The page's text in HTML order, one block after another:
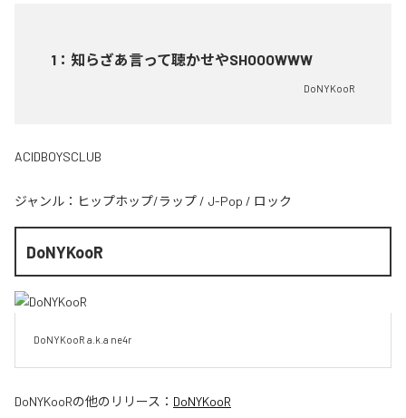
1 ： 知らざあ言って聴かせやSHOOOWWW
DoNYKooR
ACIDBOYSCLUB
ジャンル： ヒップホップ/ラップ / J-Pop / ロック
DoNYKooR
DoNYKooR a.k.a ne4r
DoNYKooRの他のリリース： DoNYKooR